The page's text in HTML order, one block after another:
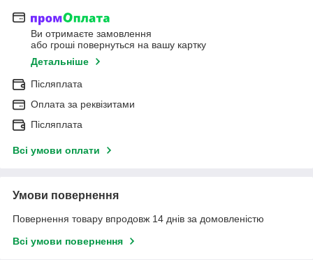
Ви отримаєте замовлення
або гроші повернуться на вашу картку
Детальніше
Післяплата
Оплата за реквізитами
Післяплата
Всі умови оплати
Умови повернення
Повернення товару впродовж 14 днів за домовленістю
Всі умови повернення